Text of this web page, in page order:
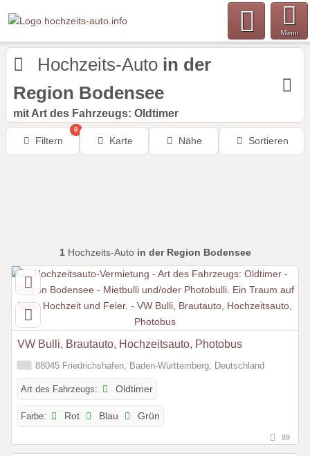
Menu
Hochzeits-Auto in der
Region Bodensee
mit Art des Fahrzeugs: Oldtimer
Filtern
0
Karte Nähe Sortieren
1Hochzeits-Auto in der Region Bodensee
VW Bulli, Brautauto, Hochzeitsauto, Photobus
88045 Friedrichshafen, Baden-Württemberg, Deutschland
Art des Fahrzeugs: Oldtimer
Farbe: Rot Blau Grün
89